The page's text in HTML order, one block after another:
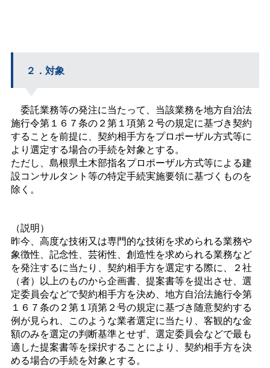
２．対象
委託業務等の発注に当たって、当該業務を地方自治法
施行令第１６７条の２第１項第２号の規定に基づき契約
することを前提に、契約相手方をプロポーザル方式等に
より選定する場合の手続を対象とする。
ただし、島根県土木部指名プロポーザル方式等による建
設コンサルタント等の特定手続実施要領に基づくものを
除く。
（説明）
昨今、高度な技術又は専門的な技術を求められる業務や
象徴性、記念性、芸術性、創造性を求められる業務など
を発注するに当たり、契約相手方を選定する際に、２社
（者）以上のものから企画書、提案書等を提出させ、選
定委員会などで契約相手方を決め、地方自治法施行令第
１６７条の２第１項第２号の規定に基づき随意契約する
例が見られ、このような業者選定に当たり、客観的な金
額のみを選定の判断基準とせず、選定委員会などで最も
適した提案書等を採択することにより、契約相手方を決
める場合の手続を対象とする。